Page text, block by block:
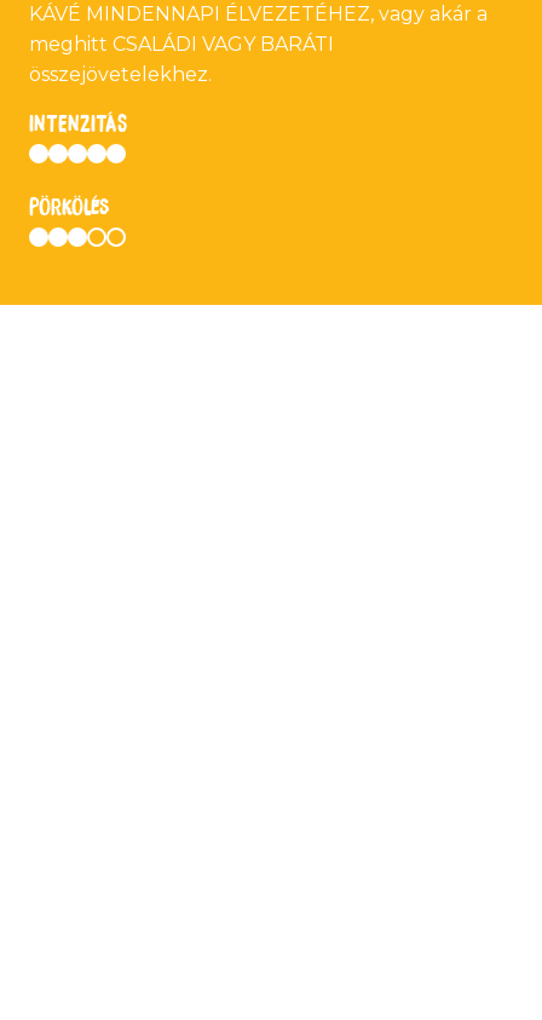
KÁVÉ MINDENNAPI ÉLVEZETÉHEZ, vagy akár a
meghitt CSALÁDI VAGY BARÁTI
összejövetelekhez.
INTENZITÁS
Pörkölés